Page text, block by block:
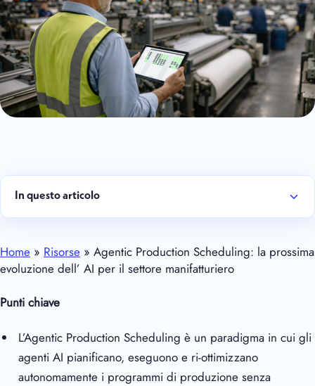
In questo articolo
Home » Risorse » Agentic Production Scheduling: la prossima
evoluzione dell’ AI per il settore manifatturiero
Punti chiave
L’Agentic Production Scheduling è un paradigma in cui gli
agenti AI pianificano, eseguono e ri-ottimizzano
autonomamente i programmi di produzione senza